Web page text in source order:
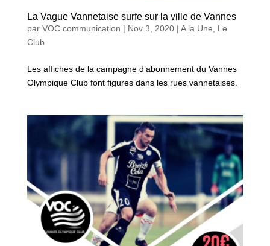
La Vague Vannetaise surfe sur la ville de Vannes
par VOC communication | Nov 3, 2020| A la Une
Le
Club
Les affiches de la campagne d’abonnement du Vannes
Olympique Club font figures dans les rues vannetaises.